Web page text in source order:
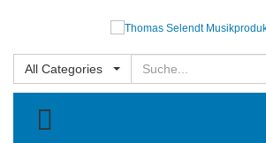
All Categories
TOGGLE MENU